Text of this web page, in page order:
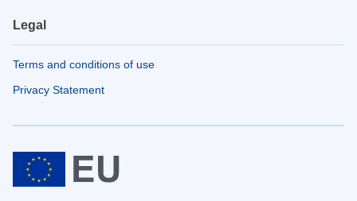
Legal
Terms and conditions of use
Privacy Statement